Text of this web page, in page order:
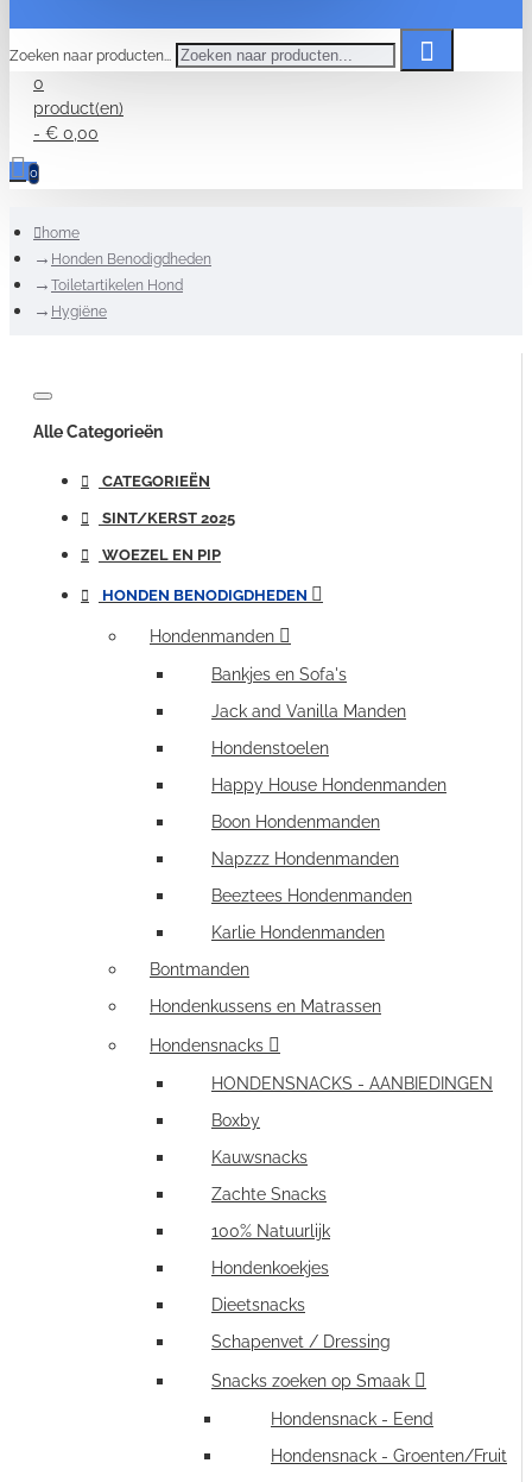
Zoeken naar producten...
0
product(en)
- € 0,00
0
home
Honden Benodigdheden
Toiletartikelen Hond
Hygiëne
Alle Categorieën
CATEGORIEËN
SINT/KERST 2025
WOEZEL EN PIP
HONDEN BENODIGDHEDEN
Hondenmanden
Bankjes en Sofa's
Jack and Vanilla Manden
Hondenstoelen
Happy House Hondenmanden
Boon Hondenmanden
Napzzz Hondenmanden
Beeztees Hondenmanden
Karlie Hondenmanden
Bontmanden
Hondenkussens en Matrassen
Hondensnacks
HONDENSNACKS - AANBIEDINGEN
Boxby
Kauwsnacks
Zachte Snacks
100% Natuurlijk
Hondenkoekjes
Dieetsnacks
Schapenvet / Dressing
Snacks zoeken op Smaak
Hondensnack - Eend
Hondensnack - Groenten/Fruit